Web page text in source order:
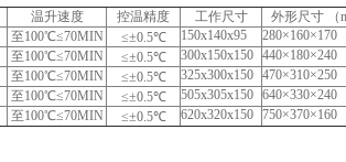
温升速度 控温精度 工作尺寸
外形尺寸 （
至100℃≤70MIN ≤±0.5℃ 150x140x95
280×160×170
至100℃≤70MIN ≤±0.5℃ 300x150x150 440×180×240
至100℃≤70MIN ≤±0.5℃ 325x300x150 470×310×250
至100℃≤70MIN ≤±0.5℃ 505x305x150 640×330×240
至100℃≤70MIN ≤±0.5℃ 620x320x150 750×370×160